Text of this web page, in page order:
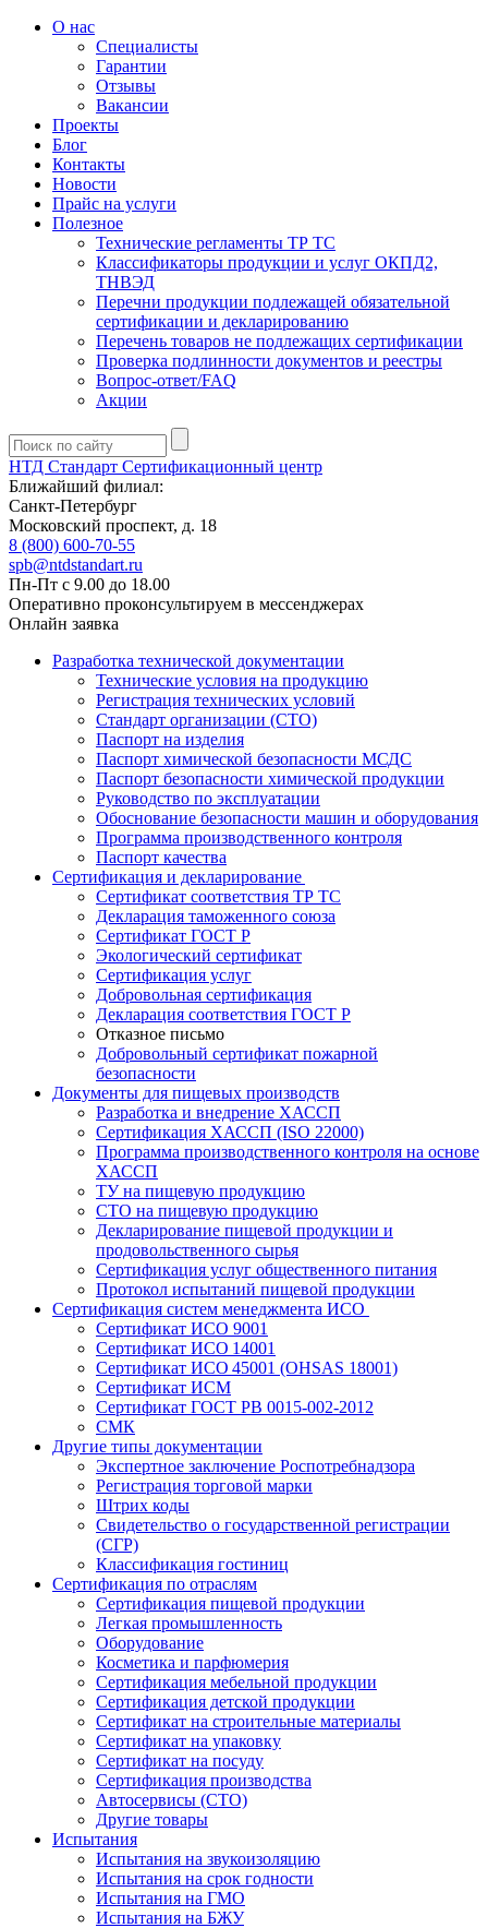
О нас
Специалисты
Гарантии
Отзывы
Вакансии
Проекты
Блог
Контакты
Новости
Прайс на услуги
Полезное
Технические регламенты ТР ТС
Классификаторы продукции и услуг ОКПД2,
ТНВЭД
Перечни продукции подлежащей обязательной
сертификации и декларированию
Перечень товаров не подлежащих сертификации
Проверка подлинности документов и реестры
Вопрос-ответ/FAQ
Акции
НТД Стандарт Сертификационный центр
Ближайший филиал:
Санкт-Петербург
Московский проспект, д. 18
8 (800) 600-70-55
spb@ntdstandart.ru
Пн-Пт с 9.00 до 18.00
Оперативно проконсультируем в мессенджерах
Онлайн заявка
Разработка технической документации
Технические условия на продукцию
Регистрация технических условий
Стандарт организации (СТО)
Паспорт на изделия
Паспорт химической безопасности МСДС
Паспорт безопасности химической продукции
Руководство по эксплуатации
Обоснование безопасности машин и оборудования
Программа производственного контроля
Паспорт качества
Сертификация и декларирование
Сертификат соответствия ТР ТС
Декларация таможенного союза
Сертификат ГОСТ Р
Экологический сертификат
Сертификация услуг
Добровольная сертификация
Декларация соответствия ГОСТ Р
Отказное письмо
Добровольный сертификат пожарной
безопасности
Документы для пищевых производств
Разработка и внедрение ХАССП
Сертификация ХАССП (ISO 22000)
Программа производственного контроля на основе
ХАССП
ТУ на пищевую продукцию
СТО на пищевую продукцию
Декларирование пищевой продукции и
продовольственного сырья
Сертификация услуг общественного питания
Протокол испытаний пищевой продукции
Сертификация систем менеджмента ИСО
Сертификат ИСО 9001
Сертификат ИСО 14001
Сертификат ИСО 45001 (OHSAS 18001)
Сертификат ИСМ
Сертификат ГОСТ РВ 0015-002-2012
СМК
Другие типы документации
Экспертное заключение Роспотребнадзора
Регистрация торговой марки
Штрих коды
Свидетельство о государственной регистрации
(СГР)
Классификация гостиниц
Сертификация по отраслям
Сертификация пищевой продукции
Легкая промышленность
Оборудование
Косметика и парфюмерия
Сертификация мебельной продукции
Сертификация детской продукции
Сертификат на строительные материалы
Сертификат на упаковку
Сертификат на посуду
Сертификация производства
Автосервисы (СТО)
Другие товары
Испытания
Испытания на звукоизоляцию
Испытания на срок годности
Испытания на ГМО
Испытания на БЖУ